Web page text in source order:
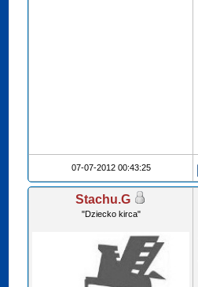
07-07-2012 00:43:25
Stachu.G
"Dziecko kirca"